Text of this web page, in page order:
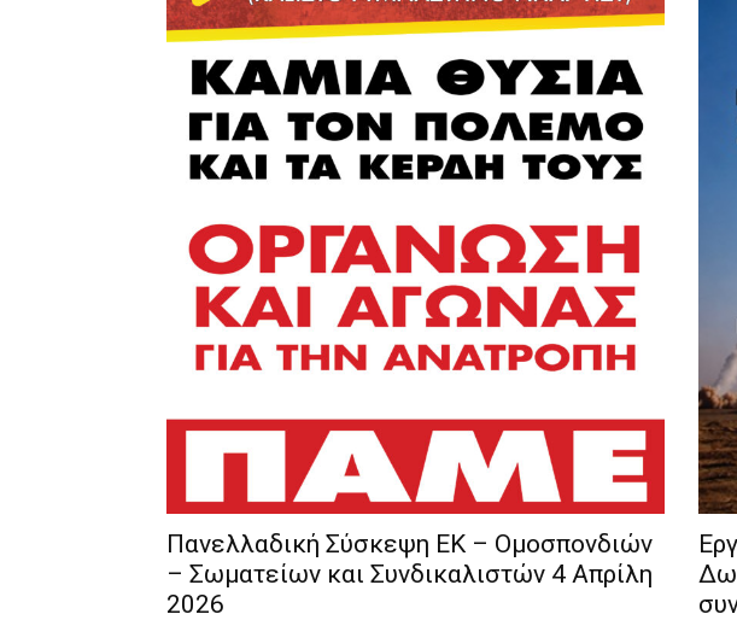
Πανελλαδική Σύσκεψη ΕΚ – Ομοσπονδιών
– Σωματείων και Συνδικαλιστών 4 Απρίλη
2026